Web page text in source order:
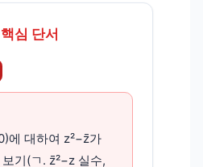
심 단서
에 대하여 z²−z̄가
기(ㄱ. z̄²−z 실수,